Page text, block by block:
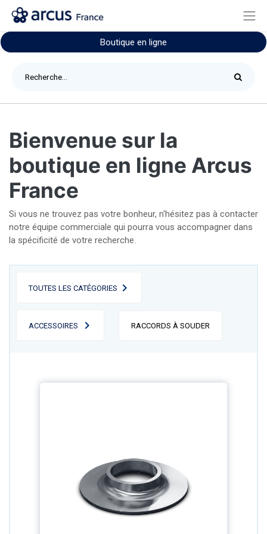
Boutique en ligne
Bienvenue sur la
boutique en ligne Arcus
France
Si vous ne trouvez pas votre bonheur, n'hésitez pas à contacter
notre équipe commerciale qui pourra vous accompagner dans
la spécificité de votre recherche.
TOUTES LES CATÉGORIES
ACCESSOIRES RACCORDS À SOUDER